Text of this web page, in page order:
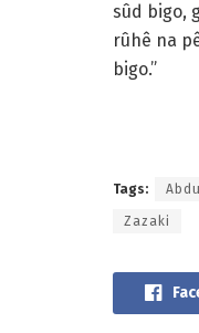
sûd bigo,
rûhê na
bigo.”
Tags:
Zazaki